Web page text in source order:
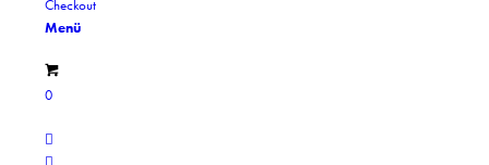
Checkout
Menü
0